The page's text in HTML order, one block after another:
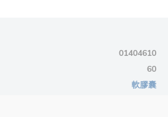
01404610
60
軟膠囊